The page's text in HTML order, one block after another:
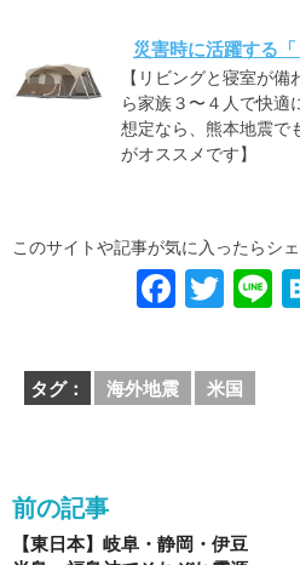
災害時に活躍する
【リビングと寝室が
ら家族３〜４人で快適
想定なら、熊本地震で
がオススメです】
このサイトや記事が気に入ったらシ
F
a
c
e
o
T
wi
tt
er
n
タグ： 海外地震 米国
前の記事
【東日本】岐阜・静岡・伊豆